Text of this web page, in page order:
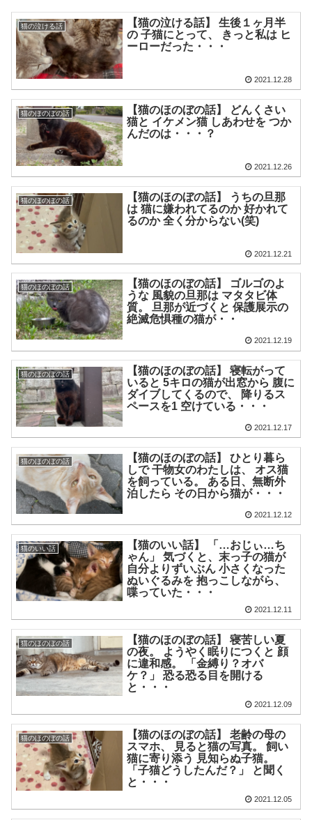
猫の泣ける話
【猫の泣ける話】 生後１ヶ月半
の 子猫にとって、 きっと私は ヒ
ーローだった・・・
2021.12.28
猫のほのぼの話
【猫のほのぼの話】 どんくさい
猫と イケメン猫 しあわせを つか
んだのは・・・？
2021.12.26
猫のほのぼの話
【猫のほのぼの話】 うちの旦那
は 猫に嫌われてるのか 好かれて
るのか 全く分からない(笑)
2021.12.21
猫のほのぼの話
【猫のほのぼの話】 ゴルゴのよ
うな 風貌の旦那は マタタビ体
質。 旦那が近づくと 保護展示の
絶滅危惧種の猫が・・
2021.12.19
猫のほのぼの話
【猫のほのぼの話】 寝転がって
いると 5キロの猫が出窓から 腹に
ダイブしてくるので、 降りるス
ペースを1 空けている・・・
2021.12.17
猫のほのぼの話
【猫のほのぼの話】 ひとり暮ら
しで 干物女のわたしは、 オス猫
を飼っている。 ある日、無断外
泊したら その日から猫が・・・
2021.12.12
猫のいい話
【猫のいい話】 「…おじぃ…ち
ゃん」 気づくと、末っ子の猫が
自分よりずいぶん 小さくなった
ぬいぐるみを 抱っこしながら、
喋っていた・・・
2021.12.11
猫のほのぼの話
【猫のほのぼの話】 寝苦しい夏
の夜。 ようやく眠りにつくと 顔
に違和感。 「金縛り？オバ
ケ？」 恐る恐る目を開ける
と・・・
2021.12.09
猫のほのぼの話
【猫のほのぼの話】 老齢の母の
スマホ、 見ると猫の写真。 飼い
猫に寄り添う 見知らぬ子猫。
「子猫どうしたんだ？」 と聞く
と・・・
2021.12.05